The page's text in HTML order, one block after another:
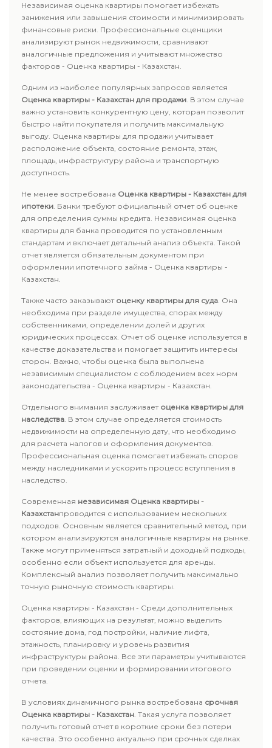
Независимая оценка квартиры помогает избежать
занижения или завышения стоимости и минимизировать
финансовые риски. Профессиональные оценщики
анализируют рынок недвижимости, сравнивают
аналогичные предложения и учитывают множество
факторов - Оценка квартиры - Казахстан.
Одним из наиболее популярных запросов является
Оценка квартиры - Казахстан для продажи. В этом случае
важно установить конкурентную цену, которая позволит
быстро найти покупателя и получить максимальную
выгоду. Оценка квартиры для продажи учитывает
расположение объекта, состояние ремонта, этаж,
площадь, инфраструктуру района и транспортную
доступность.
Не менее востребована Оценка квартиры - Казахстан для
ипотеки. Банки требуют официальный отчет об оценке
для определения суммы кредита. Независимая оценка
квартиры для банка проводится по установленным
стандартам и включает детальный анализ объекта. Такой
отчет является обязательным документом при
оформлении ипотечного займа - Оценка квартиры -
Казахстан.
Также часто заказывают оценку квартиры для суда. Она
необходима при разделе имущества, спорах между
собственниками, определении долей и других
юридических процессах. Отчет об оценке используется в
качестве доказательства и помогает защитить интересы
сторон. Важно, чтобы оценка была выполнена
независимым специалистом с соблюдением всех норм
законодательства - Оценка квартиры - Казахстан.
Отдельного внимания заслуживает оценка квартиры для
наследства. В этом случае определяется стоимость
недвижимости на определенную дату, что необходимо
для расчета налогов и оформления документов.
Профессиональная оценка помогает избежать споров
между наследниками и ускорить процесс вступления в
наследство.
Современная независимая Оценка квартиры -
Казахстанпроводится с использованием нескольких
подходов. Основным является сравнительный метод, при
котором анализируются аналогичные квартиры на рынке.
Также могут применяться затратный и доходный подходы,
особенно если объект используется для аренды.
Комплексный анализ позволяет получить максимально
точную рыночную стоимость квартиры.
Оценка квартиры - Казахстан - Среди дополнительных
факторов, влияющих на результат, можно выделить
состояние дома, год постройки, наличие лифта,
этажность, планировку и уровень развития
инфраструктуры района. Все эти параметры учитываются
при проведении оценки и формировании итогового
отчета.
В условиях динамичного рынка востребована срочная
Оценка квартиры - Казахстан. Такая услуга позволяет
получить готовый отчет в короткие сроки без потери
качества. Это особенно актуально при срочных сделках